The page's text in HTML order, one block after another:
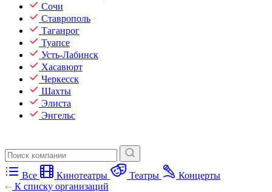
Сочи
Ставрополь
Таганрог
Туапсе
Усть-Лабинск
Хасавюрт
Черкесск
Шахты
Элиста
Энгельс
Все Кинотеатры Театры
Концерты
К списку организаций